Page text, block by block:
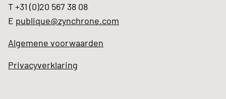
T +31 (0)20 567 38 08
E publique@zynchrone.com
Algemene voorwaarden
Privacyverklaring